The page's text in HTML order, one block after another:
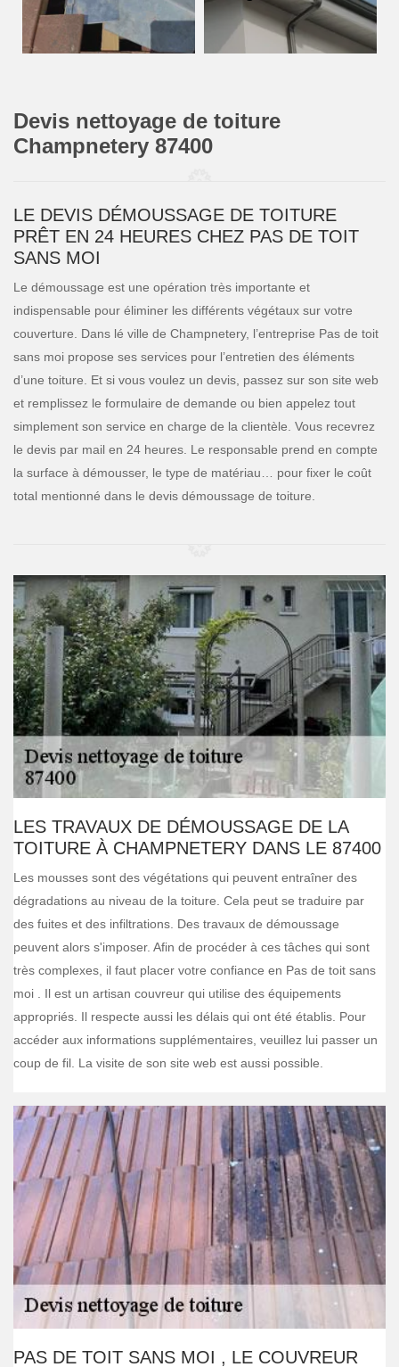
Devis nettoyage de toiture
Champnetery 87400
LE DEVIS DÉMOUSSAGE DE TOITURE
PRÊT EN 24 HEURES CHEZ PAS DE TOIT
SANS MOI
Le démoussage est une opération très importante et
indispensable pour éliminer les différents végétaux sur votre
couverture. Dans lé ville de Champnetery, l’entreprise Pas de toit
sans moi propose ses services pour l’entretien des éléments
d’une toiture. Et si vous voulez un devis, passez sur son site web
et remplissez le formulaire de demande ou bien appelez tout
simplement son service en charge de la clientèle. Vous recevrez
le devis par mail en 24 heures. Le responsable prend en compte
la surface à démousser, le type de matériau… pour fixer le coût
total mentionné dans le devis démoussage de toiture.
LES TRAVAUX DE DÉMOUSSAGE DE LA
TOITURE À CHAMPNETERY DANS LE 87400
Les mousses sont des végétations qui peuvent entraîner des
dégradations au niveau de la toiture. Cela peut se traduire par
des fuites et des infiltrations. Des travaux de démoussage
peuvent alors s'imposer. Afin de procéder à ces tâches qui sont
très complexes, il faut placer votre confiance en Pas de toit sans
moi . Il est un artisan couvreur qui utilise des équipements
appropriés. Il respecte aussi les délais qui ont été établis. Pour
accéder aux informations supplémentaires, veuillez lui passer un
coup de fil. La visite de son site web est aussi possible.
PAS DE TOIT SANS MOI , LE COUVREUR